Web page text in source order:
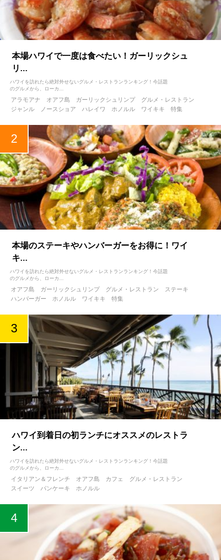
本場ハワイで一度は食べたい！ガーリックシュ
リ...
ハワイを訪れたら絶対外せないグルメ・レストランランキング！今話題
のグルメから、ローカ...
アラモアナ オアフ島 ガーリックシュリンプ
グルメ・レストラン
ジャンル
ノースショア ハレイワ ホノルル ワイキキ 特集
本場のステーキやハンバーガーをお得に！ワイ
キ...
ハワイを訪れたら絶対外せないグルメ・レストランランキング！今話題
のグルメから、ローカ...
オアフ島 ガーリックシュリンプ グルメ・レストラン
ステーキ
ハンバーガー
ホノルル ワイキキ 特集
ハワイ到着日の初ランチにオススメのレストラ
ン...
ハワイを訪れたら絶対外せないグルメ・レストランランキング！今話題
のグルメから、ローカ...
イタリアン＆フレンチ オアフ島 カフェ
グルメ・レストラン
スイーツ
パンケーキ ホノルル